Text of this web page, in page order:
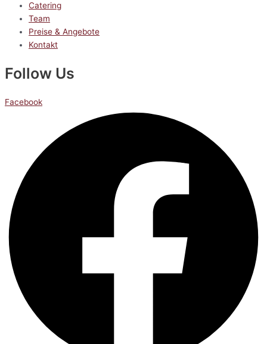
Catering
Team
Preise & Angebote
Kontakt
Follow Us
Facebook